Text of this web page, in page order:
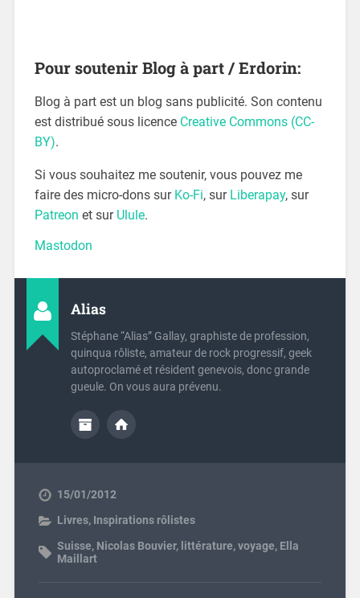
Pour soutenir Blog à part / Erdorin:
Blog à part est un blog sans publicité. Son contenu
est distribué sous licence Creative Commons (CC-
BY).
Si vous souhaitez me soutenir, vous pouvez me
faire des micro-dons sur Ko-Fi, sur Liberapay, sur
Patreon et sur Ulule.
Mastodon
Alias
Stéphane “Alias” Gallay, graphiste de profession,
quinqua rôliste, amateur de rock progressif, geek
autoproclamé et résident genevois, donc grande
gueule. On vous aura prévenu.
15/01/2012
Livres, Inspirations rôlistes
Suisse, Nicolas Bouvier, littérature,voyage, Ella
Maillart